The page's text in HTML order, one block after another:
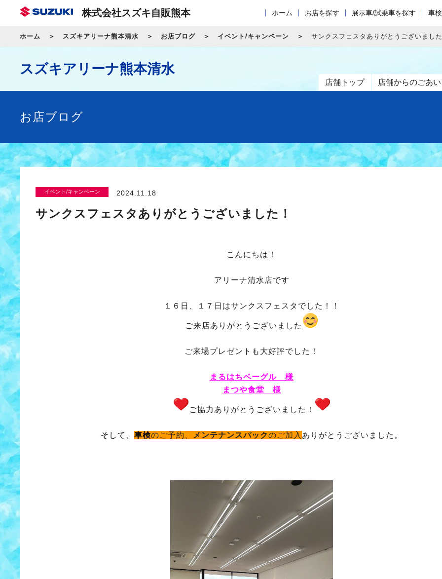
株式会社スズキ自販熊本 ホーム お店を探す 展示車/試乗車を探す 車
ホーム スズキアリーナ熊本清水 お店ブログ イベント/キャンペーン サンクスフェスタありがとうございまし
スズキアリーナ熊本清水
店舗トップ 店舗からのごあ
お店ブログ
イベント/キャンペーン 2024.11.18
サンクスフェスタありがとうございました！
こんにちは！
アリーナ清水店です
１６日、１７日はサンクスフェスタでした！！
ご来店ありがとうございました
ご来場プレゼントも大好評でした！
まるはちベーグル 様
まつや食堂 様
ご協力ありがとうございました！
そして、 車検のご予約、 メンテナンスパックのご加入 ありがとうございました。